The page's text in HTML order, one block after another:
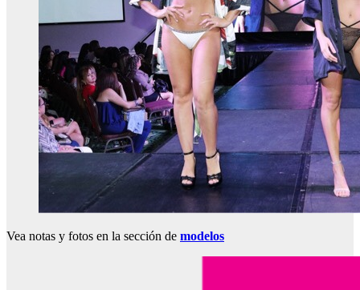
Vea notas y fotos en la sección de modelos